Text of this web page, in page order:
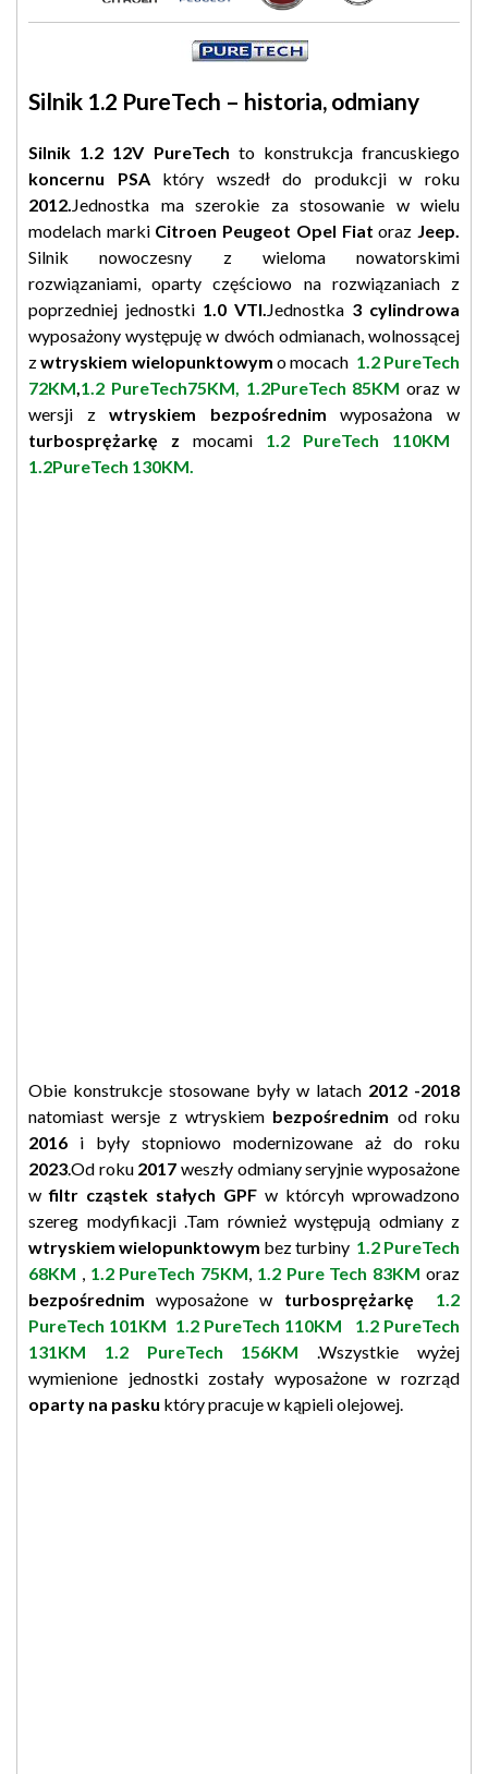
Silnik 1.2 PureTech – historia, odmiany
Silnik 1.2 12V PureTech to konstrukcja francuskiego
koncernu PSAktóry wszedł do produkcji w roku
2012. Jednostka ma szerokie za stosowanie w wielu
modelach marki Citroen Peugeot Opel Fiat oraz Jeep.
Silnik nowoczesny z wieloma nowatorskimi
rozwiązaniami, oparty częściowo na rozwiązaniach z
poprzedniej jednostki 1.0 VTI. Jednostka 3 cylindrowa
wyposażony występuję w dwóch odmianach, wolnossącej
zwtryskiem wielopunktowym o mocach 1.2 PureTech
72KM 1.2 PureTech75KM, 1.2PureTech 85KM oraz w
wersji zwtryskiem bezpośrednim wyposażona w
turbosprężarkę z mocami 1.2 PureTech 110KM
1.2PureTech 130KM.
Obie konstrukcje stosowane były w latach 2012 -2018
natomiast wersje z wtryskiem bezpośrednim od roku
2016 i były stopniowo modernizowane aż do roku
2023.Od roku 2017 weszły odmiany seryjnie wyposażone
wfiltr cząstek stałych GPF w którcyh wprowadzono
szereg modyfikacji .Tam również występują odmiany z
wtryskiem wielopunktowym bez turbiny 1.2 PureTech
68KM
1.2 PureTech 75KM 1.2 Pure Tech 83KM oraz
bezpośrednimwyposażone w turbosprężarkę
1.2
PureTech 101KM 1.2 PureTech 110KM
1.2 PureTech
131KM 1.2 PureTech 156KM
.Wszystkie wyżej
wymienione jednostki zostały wyposażone w rozrząd
oparty na pasku który pracuje w kąpieli olejowej.